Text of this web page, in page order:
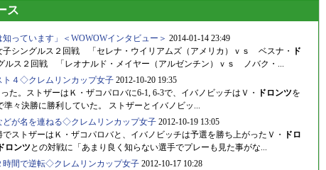
ス
っています」＜WOWOWインタビュー＞ 2014-01-14 23:49
子シングルス２回戦 「セレナ・ウイリアムズ（アメリカ）ｖｓ ベスナ・
ド
ルス２回戦 「レオナルド・メイヤー（アルゼンチン）ｖｓ ノバク・...
ト４◇クレムリンカップ女子 2012-10-20 19:35
た。ストザーはＫ・ザコパロバに6-1, 6-3で、イバノビッチはＶ・
ドロンツを
準々決勝に勝利していた。 ストザーとイバノビッ...
が名を連ねる◇クレムリンカップ女子 2012-10-19 13:05
ストザーはＫ・ザコパロバと、イバノビッチは予選を勝ち上がったＶ・
ドロ
ドロンツとの対戦に「あまり良く知らない選手でプレーも見た事がな...
時間で逆転◇クレムリンカップ女子 2012-10-17 10:28